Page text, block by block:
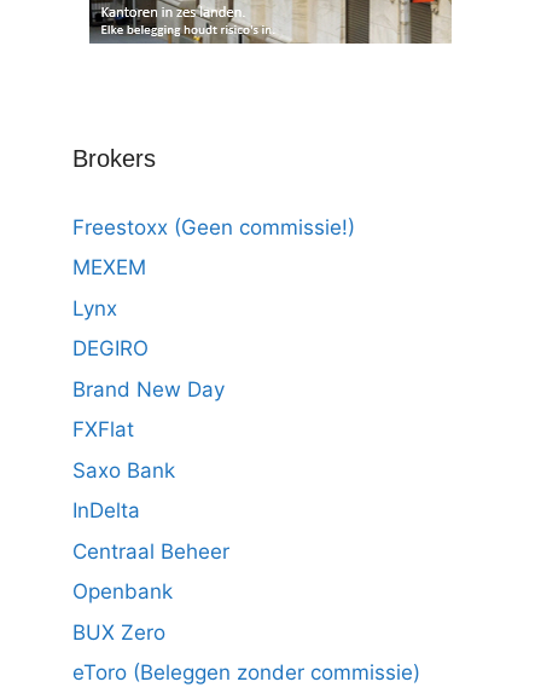
Brokers
Freestoxx (Geen commissie!)
MEXEM
Lynx
DEGIRO
Brand New Day
FXFlat
Saxo Bank
InDelta
Centraal Beheer
Openbank
BUX Zero
eToro (Beleggen zonder commissie)